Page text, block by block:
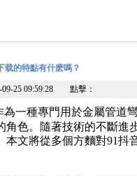
载的特點有什麽嗎？
09-25 09:59:28 點擊：
一種專門用於金屬管道
色。隨著技術的不斷進
文將從多個方麵對91抖